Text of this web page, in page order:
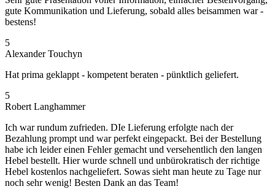
gute Kommunikation und Lieferung, sobald alles beisammen war -
bestens!
5
Alexander Touchyn
Hat prima geklappt - kompetent beraten - pünktlich geliefert.
5
Robert Langhammer
Ich war rundum zufrieden. DIe Lieferung erfolgte nach der
Bezahlung prompt und war perfekt eingepackt. Bei der Bestellung
habe ich leider einen Fehler gemacht und versehentlich den langen
Hebel bestellt. Hier wurde schnell und unbürokratisch der richtige
Hebel kostenlos nachgeliefert. Sowas sieht man heute zu Tage nur
noch sehr wenig! Besten Dank an das Team!